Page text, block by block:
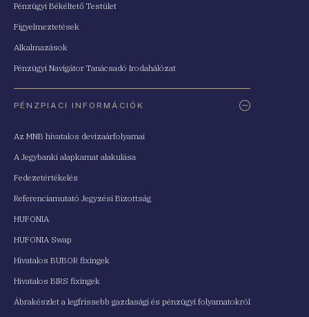
Pénzügyi Békéltető Testület
Figyelmeztetések
Alkalmazások
Pénzügyi Navigátor Tanácsadó Irodahálózat
PÉNZPIACI INFORMÁCIÓK
Az MNB hivatalos devizaárfolyamai
A Jegybanki alapkamat alakulása
Fedezetértékelés
Referenciamutató Jegyzési Bizottság
HUFONIA
HUFONIA Swap
Hivatalos BUBOR fixingek
Hivatalos BIRS fixingek
Ábrakészlet a legfrissebb gazdasági és pénzügyi folyamatokról